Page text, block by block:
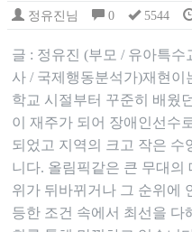
정유진님 0 5544
글 : 정유진 (부모 / 유아특수
사 / 국제행동분석가)재현이
학교 시절부터 꾸준히 배웠
이 재주가 되어 장애인선수
되었고 지역의 크고 작은
니다. 올림픽같은 큰 무대의
위가 뒤바뀌거나 그 순위에
등한 조건 속에서 최선을 다